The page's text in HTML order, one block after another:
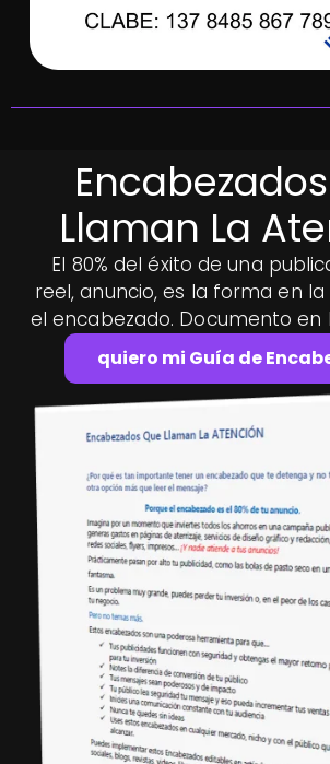
Llaman La
El 80% del éxito de una
reel, anuncio, es la forma en
el encabezado. Documento en
quiero mi Guía de